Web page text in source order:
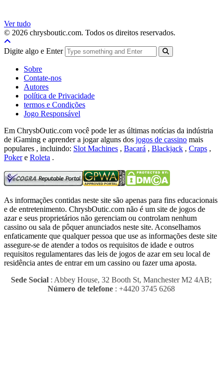
Ver tudo
© 2026 chrysboutic.com. Todos os direitos reservados.
Digite algo e Enter
Sobre
Contate-nos
Autores
política de Privacidade
termos e Condições
Jogo Responsável
Em ChrysbOutic.com você pode ler as últimas notícias da indústria
de iGaming e aprender a jogar alguns dos jogos de cassino mais
populares , incluindo: Slot Machines , Bacará , Blackjack , Craps ,
Pokere Roleta .
As informações contidas neste site são apenas para fins educacionais
e de entretenimento. ChrysbOutic.com não é um site de jogos de
azar e seus proprietários não gerenciam ou controlam nenhum
cassino ou sala de pôquer anunciados neste site. Aconselhamos
enfaticamente que qualquer pessoa que use as informações deste site
assegure-se de atender a todos os requisitos de idade e outros
requisitos regulamentares das leis de jogos de azar em seu local de
residência antes de entrar em um cassino ou fazer uma aposta.
Sede Social: Abbey House, 32 Booth St, Manchester M2 4AB;
Número de telefone: +4420 3745 6268